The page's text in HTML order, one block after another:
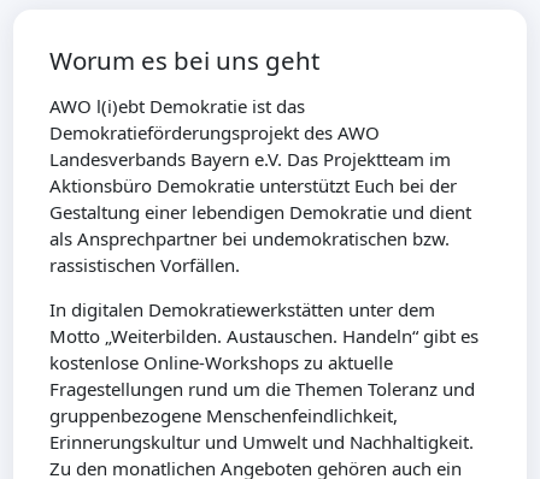
Worum es bei uns geht
AWO l(i)ebt Demokratie ist das
Demokratieförderungsprojekt des AWO
Landesverbands Bayern e.V. Das Projektteam im
Aktionsbüro Demokratie unterstützt Euch bei der
Gestaltung einer lebendigen Demokratie und dient
als Ansprechpartner bei undemokratischen bzw.
rassistischen Vorfällen.
In digitalen Demokratiewerkstätten unter dem
Motto „Weiterbilden. Austauschen. Handeln“ gibt es
kostenlose Online-Workshops zu aktuelle
Fragestellungen rund um die Themen Toleranz und
gruppenbezogene Menschenfeindlichkeit,
Erinnerungskultur und Umwelt und Nachhaltigkeit.
Zu den monatlichen Angeboten gehören auch ein